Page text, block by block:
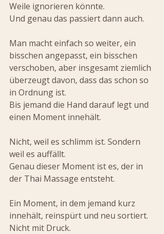
Weile ignorieren könnte.
Und genau das passiert dann auch.
Man macht einfach so weiter, ein
bisschen angepasst, ein bisschen
verschoben, aber insgesamt ziemlich
überzeugt davon, dass das schon so
in Ordnung ist.
Bis jemand die Hand darauf legt und
einen Moment innehält.
Nicht, weil es schlimm ist. Sondern
weil es auffällt.
Genau dieser Moment ist es, der in
der Thai Massage entsteht.
Ein Moment, in dem jemand kurz
innehält, reinspürt und neu sortiert.
Nicht mit Druck.